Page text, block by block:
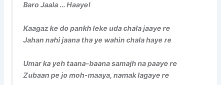
Baro Jaala … Haaye!
Kaagaz ke do pankh leke uda chala jaaye re
Jahan nahi jaana tha ye wahin chala haye re
Umar ka yeh taana-baana samajh na paaye re
Zubaan pe jo moh-maaya, namak lagaye re